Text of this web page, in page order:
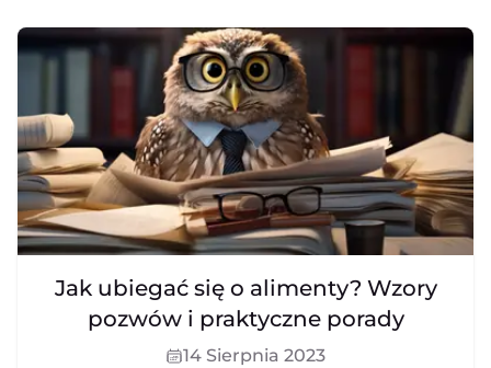
Jak ubiegać się o alimenty? Wzory
pozwów i praktyczne porady
14 Sierpnia 2023